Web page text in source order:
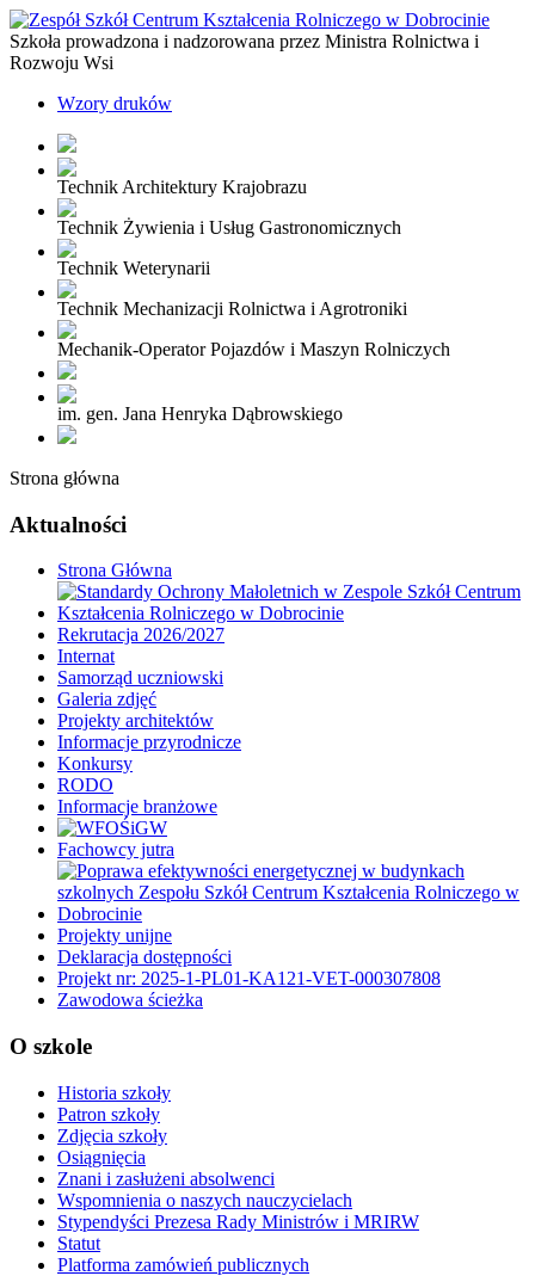
Szkoła prowadzona i nadzorowana przez Ministra Rolnictwa i
Rozwoju Wsi
Wzory druków
Technik Architektury Krajobrazu
Technik Żywienia i Usług Gastronomicznych
Technik Weterynarii
Technik Mechanizacji Rolnictwa i Agrotroniki
Mechanik-Operator Pojazdów i Maszyn Rolniczych
im. gen. Jana Henryka Dąbrowskiego
Strona główna
Aktualności
Strona Główna
Rekrutacja 2026/2027
Internat
Samorząd uczniowski
Galeria zdjęć
Projekty architektów
Informacje przyrodnicze
Konkursy
RODO
Informacje branżowe
Fachowcy jutra
Projekty unijne
Deklaracja dostępności
Projekt nr: 2025-1-PL01-KA121-VET-000307808
Zawodowa ścieżka
O szkole
Historia szkoły
Patron szkoły
Zdjęcia szkoły
Osiągnięcia
Znani i zasłużeni absolwenci
Wspomnienia o naszych nauczycielach
Stypendyści Prezesa Rady Ministrów i MRIRW
Statut
Platforma zamówień publicznych